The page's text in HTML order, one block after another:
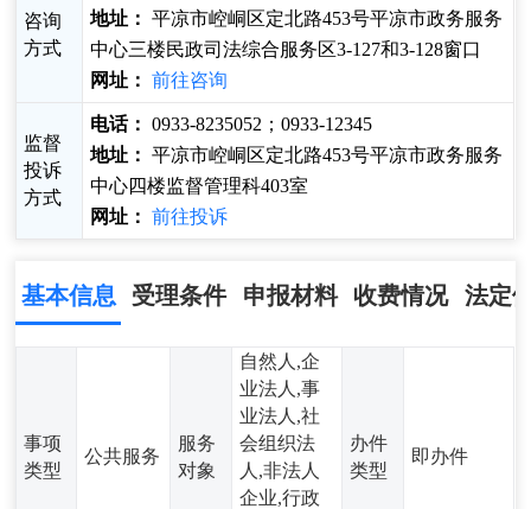
咨询
方式
地址： 平凉市崆峒区定北路453号平凉市政务服务
中心三楼民政司法综合服务区3-127和3-128窗口
网址： 前往咨询
监督
投诉
方式
电话： 0933-8235052；0933-12345
地址： 平凉市崆峒区定北路453号平凉市政务服务
中心四楼监督管理科403室
网址： 前往投诉
基本信息 受理条件 申报材料 收费情况 法定
事项
类型
公共服务
服务
对象
自然人,企
业法人,事
业法人,社
会组织法
人,非法人
企业,行政
办件
类型
即办件